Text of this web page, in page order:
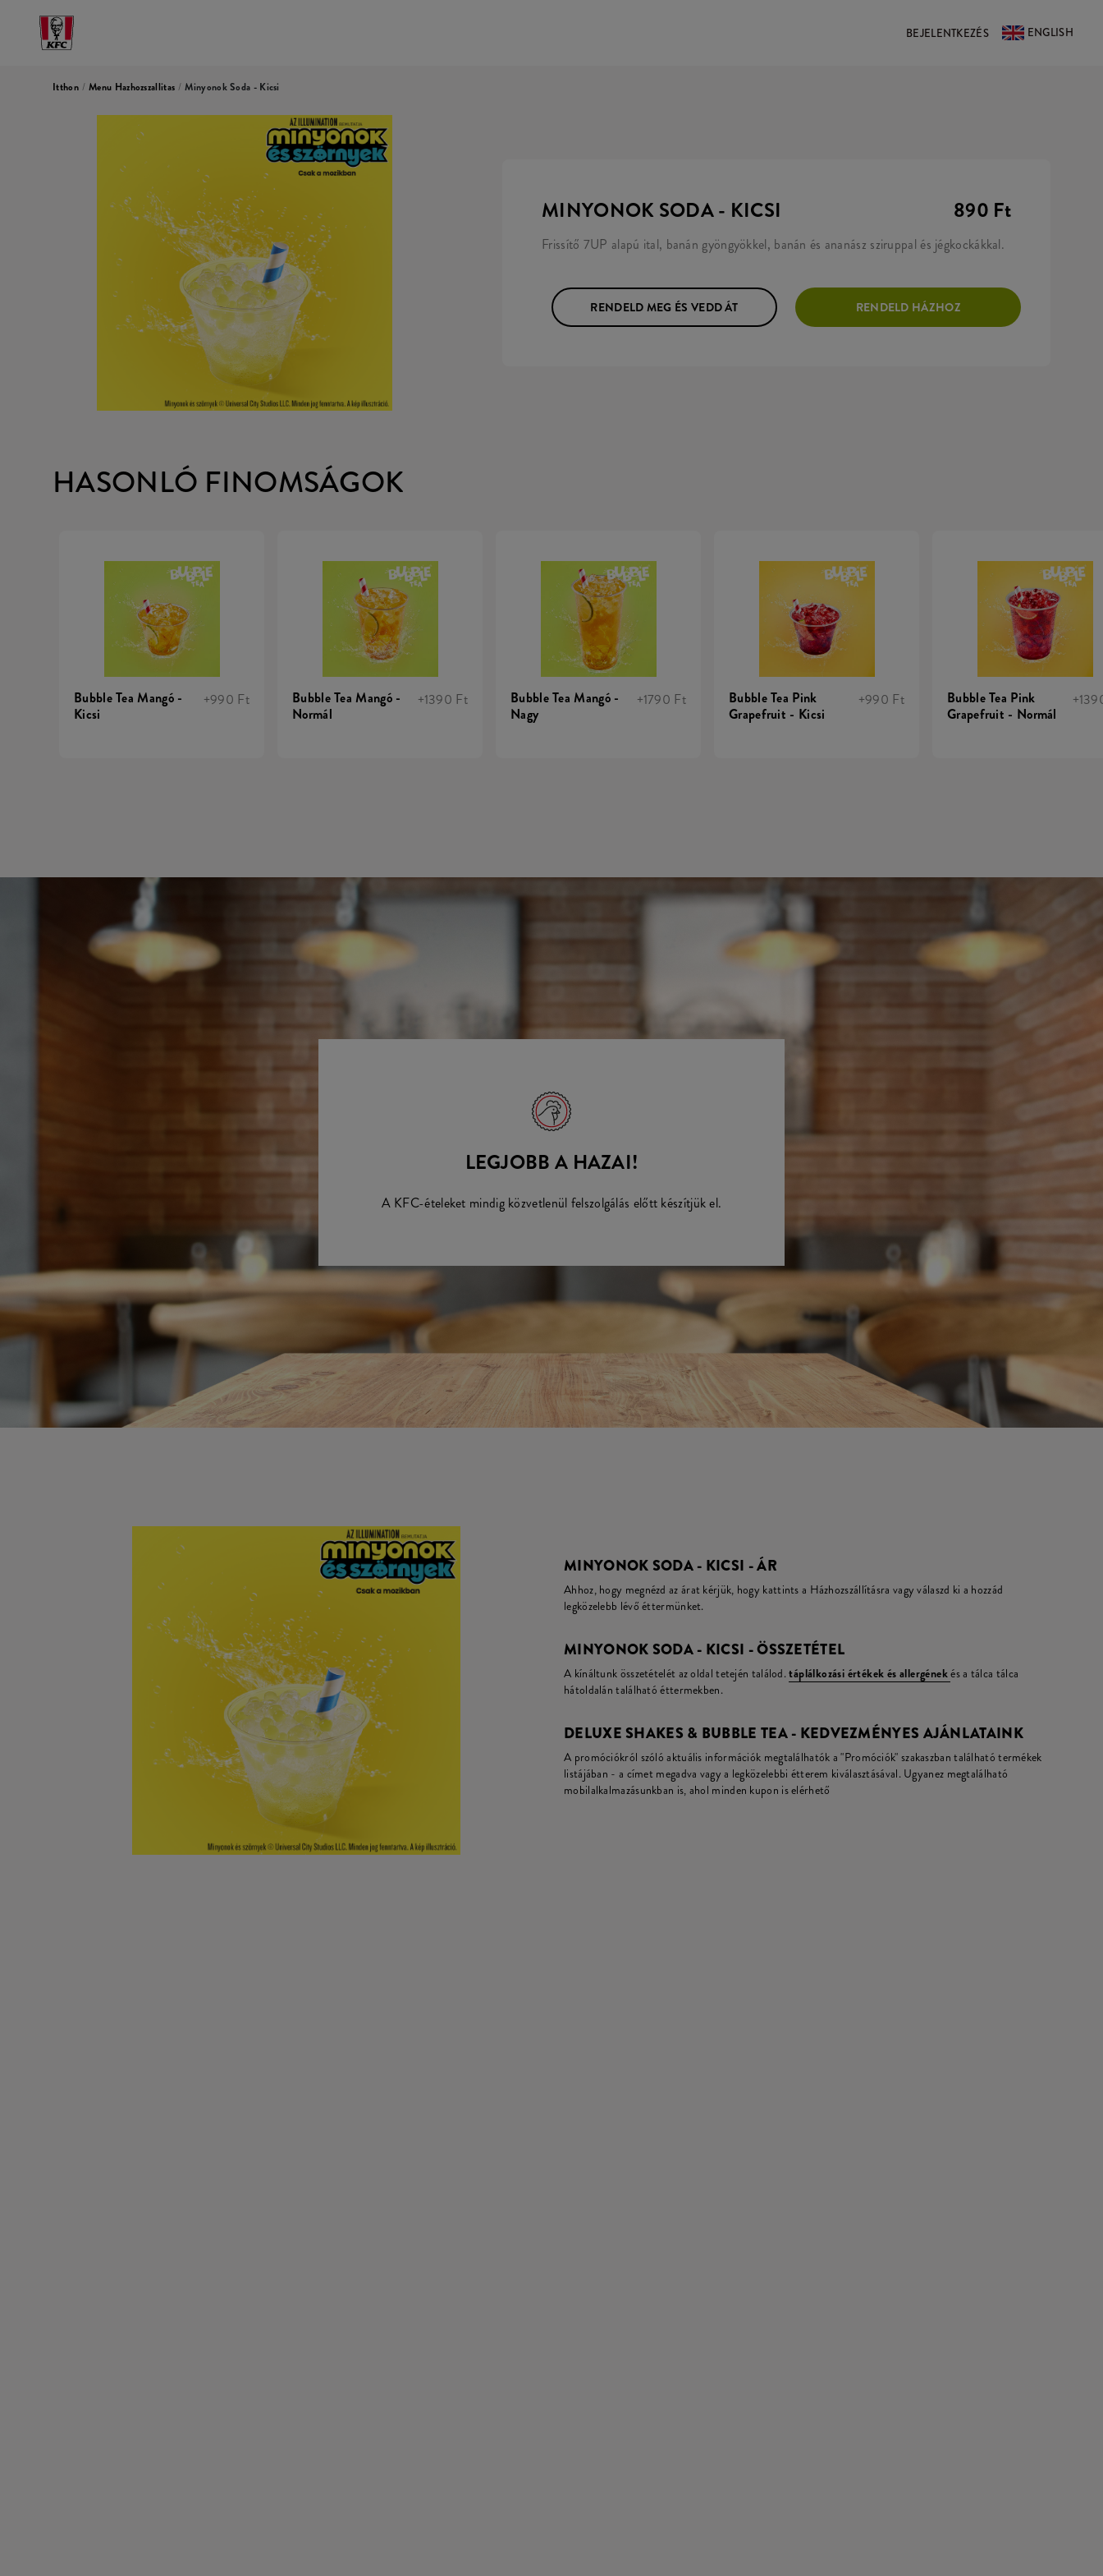
BEJELENTKEZÉS ENGLISH
Itthon / Menu Hazhozszallitas / Minyonok Soda - Kicsi
MINYONOK SODA - KICSI 890 Ft
Frissítő 7UP alapú ital, banán gyöngyökkel, banán és ananász sziruppal és jégkockákkal.
RENDELD MEG ÉS VEDD ÁT RENDELD HÁZHOZ
HASONLÓ FINOMSÁGOK
Bubble Tea Mangó -
Kicsi
+990 Ft
Bubble Tea Mangó -
Normál
+1390 Ft
Bubble Tea Mangó -
Nagy
+1790 Ft
Bubble Tea Pink
Grapefruit - Kicsi
+990 Ft
Bubble Tea Pink
Grapefruit - Normál
LEGJOBB A HAZAI!
A KFC-ételeket mindig közvetlenül felszolgálás előtt készítjük el.
MINYONOK SODA - KICSI - ÁR
Ahhoz, hogy megnézd az árat kérjük, hogy kattints a Házhozszállításra vagy válaszd ki a hozzád
legközelebb lévő éttermünket.
MINYONOK SODA - KICSI - ÖSSZETÉTEL
A kínáltunk összetételét az oldal tetején találod.táplálkozási értékek és allergénekés a tálca tálca
hátoldalán található éttermekben.
DELUXE SHAKES & BUBBLE TEA - KEDVEZMÉNYES AJÁNLATAINK
A promóciókról szóló aktuális információk megtalálhatók a "Promóciók" szakaszban található termékek
listájában - a címet megadva vagy a legközelebbi étterem kiválasztásával. Ugyanez megtalálható
mobilalkalmazásunkban is, ahol minden kupon is elérhető